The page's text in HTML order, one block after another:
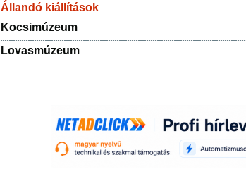
Állandó kiállítások
Kocsimúzeum
Lovasmúzeum